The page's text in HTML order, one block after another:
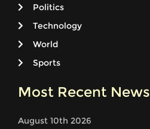
Politics
Technology
World
Sports
Most Recent News
August 10th 2026